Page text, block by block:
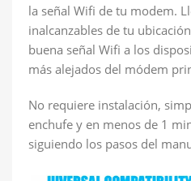
la señal Wifi de tu modem.
inalcanzables de tu
buena señal Wifi a los
más alejados del módem
No requiere instalación,
enchufe y en menos de 1
siguiendo los pasos del